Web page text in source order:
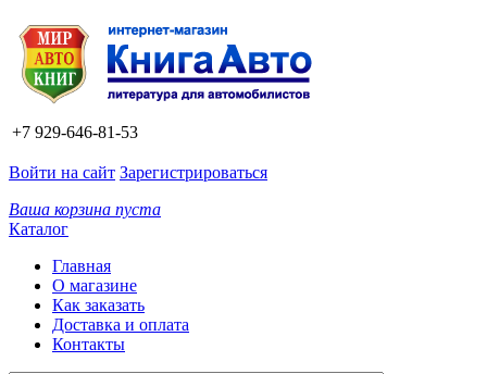
+7 929-646-81-53
Войти на сайт Зарегистрироваться
Ваша корзина пуста
Каталог
Главная
О магазине
Как заказать
Доставка и оплата
Контакты